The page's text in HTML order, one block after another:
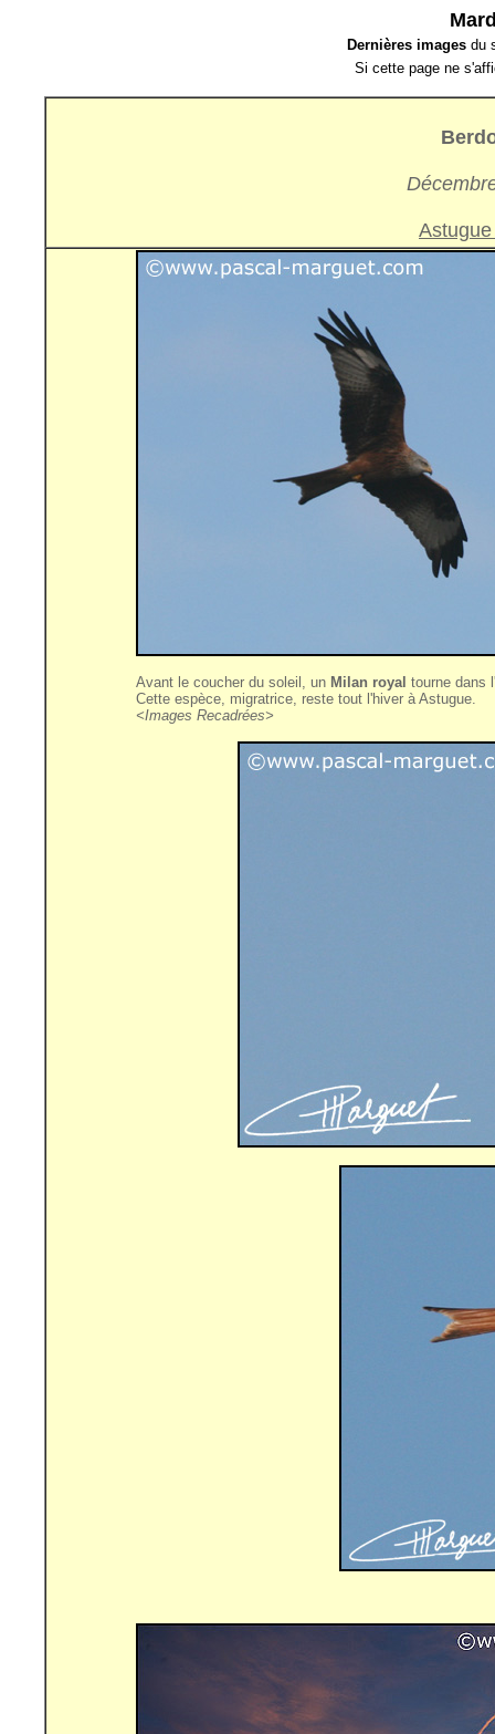
Dernières images du
Si cette page ne
Avant le coucher du soleil, un Milan royal tourne dans
Cette espèce, migratrice, reste tout l'hiver à Astugue.
<Images Recadrées>